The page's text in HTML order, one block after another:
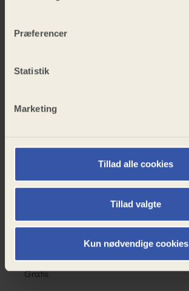
Præferencer
Statistik
Marketing
Tillad alle cookies
Tillad valgte
Kun nødvendige cookies
Julehyggedag
Potter
Sportsstævne
Markræs
Generationsdag
Gratis